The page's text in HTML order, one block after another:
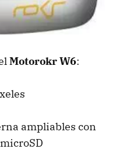
Motorokr W6:
ampliables con